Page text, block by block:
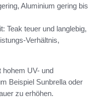
Aluminium gering bis
Teak teuer und langlebig,
Verhältnis,
hohem UV- und
Beispiel Sunbrella oder
zu erhöhen.